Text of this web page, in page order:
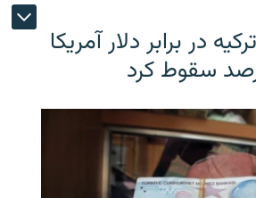
در برابر دلار آمریکا